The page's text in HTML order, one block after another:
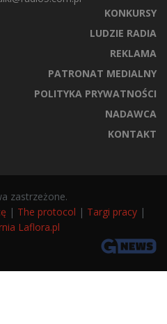
KONKURSY
LUDZIE RADIA
REKLAMA
PATRONAT MEDIALNY
POLITYKA PRYWATNOŚCI
NADAWCA
KONTAKT
zastrzeżone.
| The protocol | Targi pracy |
Laflora.pl